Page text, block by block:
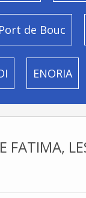
de Bouc
ENORIA
FATIMA,